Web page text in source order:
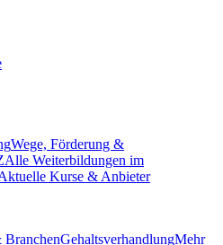
Wege, Förderung &
Alle Weiterbildungen im
Kurse & Anbieter
BranchenGehaltsverhandlungMehr